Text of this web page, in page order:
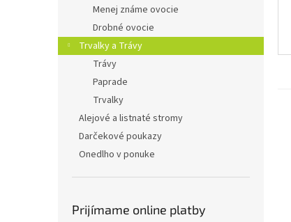
Menej známe ovocie
Drobné ovocie
Trvalky a Trávy
Trávy
Paprade
Trvalky
Alejové a listnaté stromy
Darčekové poukazy
Onedlho v ponuke
Prijímame online platby